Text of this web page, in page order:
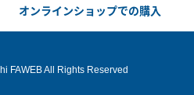
オンラインショップでの購入
FAWEB All Rights Reserved